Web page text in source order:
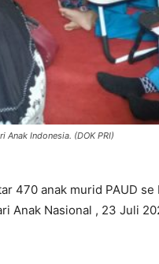
Anak Indonesia. (DOK PRI)
470 anak murid PAUD
Anak Nasional , 23 Juli